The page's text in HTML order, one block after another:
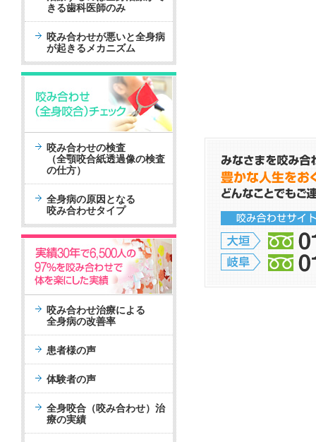
きる歯科医師のみ
咬み合わせが悪いと全身病
が起きるメカニズム
咬み合わせの検査
（全顎咬合紙透過像の検査
の仕方）
全身病の原因となる
咬み合わせタイプ
咬み合わせ治療による
全身病の改善率
患者様の声
体験者の声
全身咬合（咬み合わせ）治
療の実績